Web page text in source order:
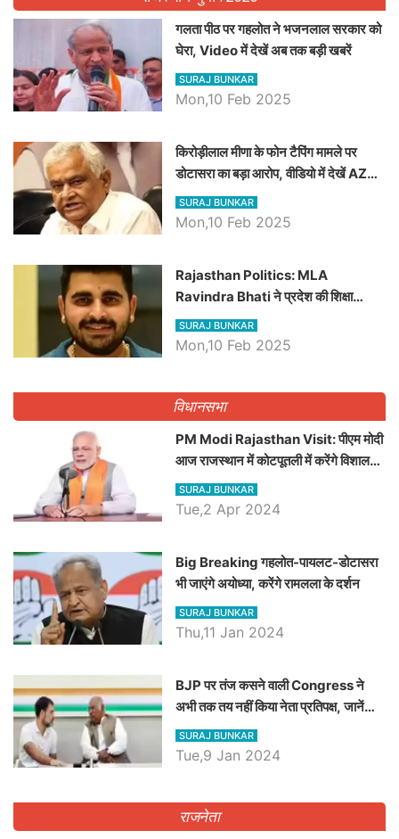
गलता पीठ पर गहलोत ने भजनलाल सरकार को
घेरा, Video में देखें अब तक बड़ी खबरें
SURAJ BUNKAR
Mon,10 Feb 2025
किरोड़ीलाल मीणा के फोन टैपिंग मामले पर
डोटासरा का बड़ा आरोप, वीडियो में देखें AZ
बड़ी खबरें
SURAJ BUNKAR
Mon,10 Feb 2025
Rajasthan Politics: MLA
Ravindra Bhati ने प्रदेश की शिक्षा
व्यवस्था पर उठाए सवाल, Madan
Dilawar पर हमला करते हुए गिनवाये खाली
SURAJ BUNKAR
Mon,10 Feb 2025
विधानसभा
PM Modi Rajasthan Visit: पीएम मोदी
आज राजस्थान में कोटपूतली में करेंगे विशाल
रैली, एक सभा से 8 सीटों पर साधेगें निशाना
SURAJ BUNKAR
Tue,2 Apr 2024
Big Breaking गहलोत-पायलट-डोटासरा
भी जाएंगे अयोध्या, करेंगे रामलला के दर्शन
SURAJ BUNKAR
Thu,11 Jan 2024
BJP पर तंज कसने वाली Congress ने
अभी तक तय नहीं किया नेता प्रतिपक्ष, जानें
कौन होगा दावेदार
SURAJ BUNKAR
Tue,9 Jan 2024
राजनेता